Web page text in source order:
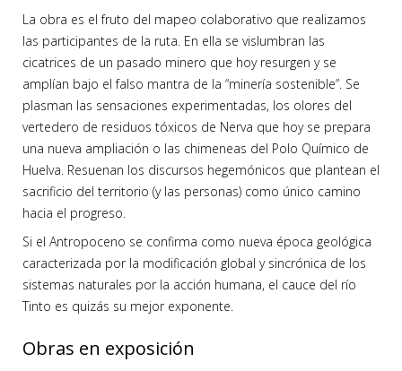
La obra es el fruto del mapeo colaborativo que realizamos
las participantes de la ruta. En ella se vislumbran las
cicatrices de un pasado minero que hoy resurgen y se
amplían bajo el falso mantra de la “minería sostenible”. Se
plasman las sensaciones experimentadas, los olores del
vertedero de residuos tóxicos de Nerva que hoy se prepara
una nueva ampliación o las chimeneas del Polo Químico de
Huelva. Resuenan los discursos hegemónicos que plantean el
sacrificio del territorio (y las personas) como único camino
hacia el progreso.
Si el Antropoceno se confirma como nueva época geológica
caracterizada por la modificación global y sincrónica de los
sistemas naturales por la acción humana, el cauce del río
Tinto es quizás su mejor exponente.
Obras en exposición